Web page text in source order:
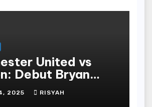
United vs
Debut Bryan
untuk Red Devils
Toffees
2025 RISYAH